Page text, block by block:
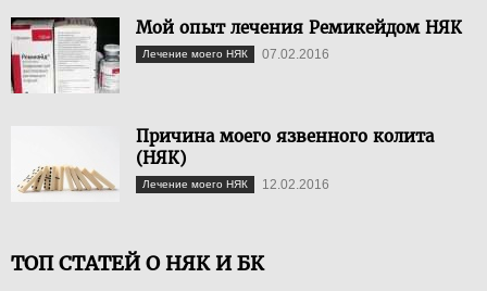
Мой опыт лечения Ремикейдом НЯК
Лечение моего НЯК 07.02.2016
Причина моего язвенного колита
(НЯК)
Лечение моего НЯК 12.02.2016
ТОП СТАТЕЙ О НЯК И БК